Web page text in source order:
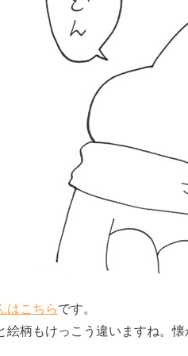
はこちらです。
絵柄もけっこう違いますね。